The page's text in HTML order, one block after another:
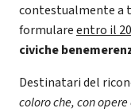
contestualmente a
formulareentro il
civiche
Destinatari del
coloro che, con